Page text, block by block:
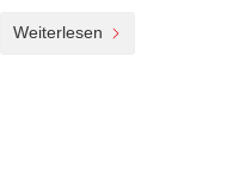
Weiterlesen